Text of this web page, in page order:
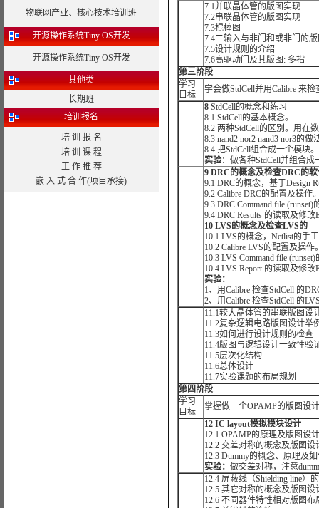
物联网产业、核心技术培训班
开源操作系统Tiny OS开发
开源操作系统Tiny OS开发
其他类
长期班
培训报名
培 训 报 名
培 训 课 程
工 作 推 荐
嵌 入 式 合 作(项目承接)
7.1并联晶体管的版图实现
7.2串联晶体管的版图实现
7.3棍棒图
7.4二输入与非门和或非门的
7.5设计规则的介绍
7.6高驱动门及其版图: 多指
第三阶段
学习
目标
学会做StdCell并用Calibre 来
8 StdCell的概念和练习
8.1 StdCell的基本概念。
8.2 两种StdCell的区别。用在
8.3 nand2 nor2 nand3 nor3的做
8.4 把StdCell组合成一个模块。
实验：做各种StdCell并组合成
9 DRC 的概念及检查DRC 的
9.1 DRC的概念，基于Design
9.2 Calibre DRC的配置及操作
9.3 DRC Command file (runset)
9.4 DRC Results 的读取及修改
10 LVS的概念及检查LVS的
10.1 LVS的概念，Netlist的手
10.2 Calibre LVS的配置及操作
10.3 LVS Command file
10.4 LVS Report 的读取及修改
实验：
1、用Calibre 检查StdCell 的
2、用Calibre 检查StdCell 的
11.1较大晶体管的串联版图设
11.2复杂逻辑电路版图设计举
11.3如何进行设计规则的检查
11.4版图与逻辑设计一致性验
11.5层次化结构
11.6总体设计
11.7实验课题的布局规划
第四阶段
学习
目标
掌握做一个OPAMP的版图设
12 IC layout模拟模块设计
12.1 OPAMP的原理及版图设计
12.2 交差对称的概念及版图设
12.3 Dummy的概念、原理及
实验： 做交差对称，注意
12.4 屏蔽线（Shielding line）
12.5 其它对称的概念及版图设
12.6 不同器件特性相对版图布